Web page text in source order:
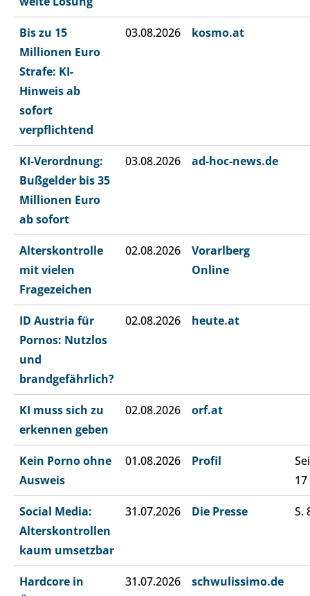
Bis zu 15
Millionen Euro
Strafe: KI-
Hinweis ab
sofort
verpflichtend
03.08.2026 kosmo.at
KI-Verordnung:
Bußgelder bis 35
Millionen Euro
ab sofort
03.08.2026 ad-hoc-news.de
Alterskontrolle
mit vielen
Fragezeichen
02.08.2026
Vorarlberg
Online
ID Austria für
Pornos: Nutzlos
und
brandgefährlich?
02.08.2026 heute.at
KI muss sich zu
erkennen geben
02.08.2026 orf.at
Kein Porno ohne
Ausweis
01.08.2026 Profil
17
Social Media:
Alterskontrollen
kaum umsetzbar
31.07.2026 Die Presse S.
Hardcore in
31.07.2026 schwulissimo.de